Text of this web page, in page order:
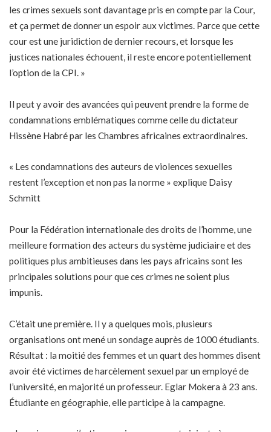
les crimes sexuels sont davantage pris en compte par la Cour,
et ça permet de donner un espoir aux victimes. Parce que cette
cour est une juridiction de dernier recours, et lorsque les
justices nationales échouent, il reste encore potentiellement
l’option de la CPI. »
Il peut y avoir des avancées qui peuvent prendre la forme de
condamnations emblématiques comme celle du dictateur
Hissène Habré par les Chambres africaines extraordinaires.
« Les condamnations des auteurs de violences sexuelles
restent l’exception et non pas la norme » explique Daisy
Schmitt
Pour la Fédération internationale des droits de l’homme, une
meilleure formation des acteurs du système judiciaire et des
politiques plus ambitieuses dans les pays africains sont les
principales solutions pour que ces crimes ne soient plus
impunis.
C’était une première. Il y a quelques mois, plusieurs
organisations ont mené un sondage auprès de 1000 étudiants.
Résultat : la moitié des femmes et un quart des hommes disent
avoir été victimes de harcèlement sexuel par un employé de
l’université, en majorité un professeur. Eglar Mokera à 23 ans.
Étudiante en géographie, elle participe à la campagne.